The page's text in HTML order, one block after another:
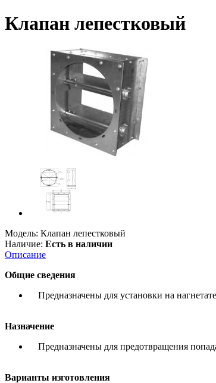
Клапан лепестковый
Модель: Клапан лепестковый
Наличие: Есть в наличии
Описание
Общие сведения
Предназначены для установки на
Назначение
Предназначены для предотвращения
Варианты изготовления